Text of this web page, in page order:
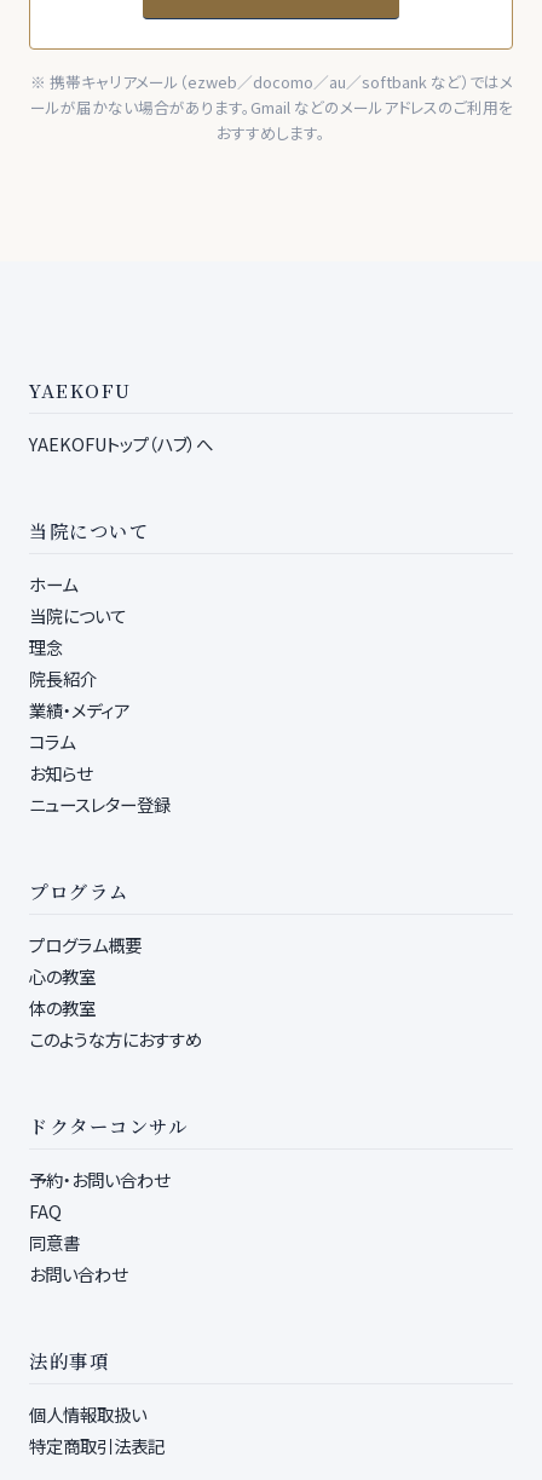
※ 携帯キャリアメール（ezweb／docomo／au／softbank など）ではメ
ールが届かない場合があります。Gmail などのメールアドレスのご利用を
おすすめします。
YAEKOFU
YAEKOFUトップ（ハブ）へ
当院について
ホーム
当院について
理念
院長紹介
業績・メディア
コラム
お知らせ
ニュースレター登録
プログラム
プログラム概要
心の教室
体の教室
このような方におすすめ
ドクターコンサル
予約・お問い合わせ
FAQ
同意書
お問い合わせ
法的事項
個人情報取扱い
特定商取引法表記